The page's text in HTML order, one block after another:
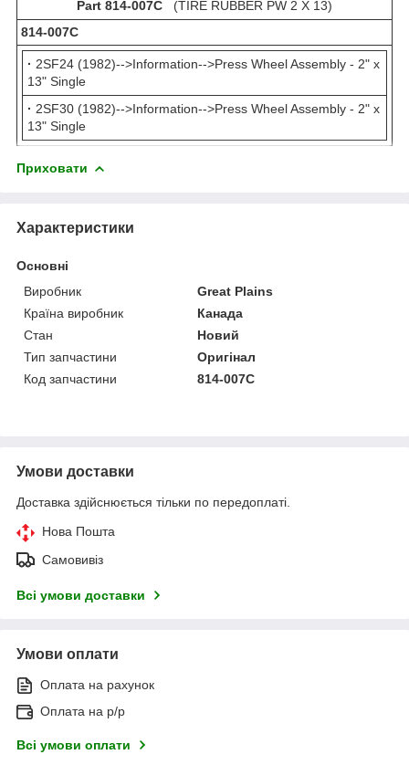
Part 814-007C (TIRE RUBBER PW 2 X 13)
814-007С
· 2SF24 (1982)-->Information-->Press Wheel Assembly - 2" x
13" Single
· 2SF30 (1982)-->Information-->Press Wheel Assembly - 2" x
13" Single
Приховати
Характеристики
Основні
Виробник
Great Plains
Країна виробник
Канада
Стан
Новий
Тип запчастини
Оригінал
Код запчастини
814-007C
Умови доставки
Доставка здійснюється тільки по передоплаті.
Нова Пошта
Самовивіз
Всі умови доставки
Умови оплати
Оплата на рахунок
Оплата на р/р
Всі умови оплати